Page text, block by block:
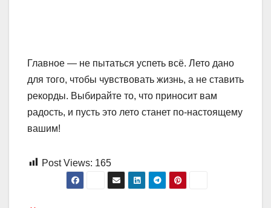
Главное — не пытаться успеть всё. Лето дано
для того, чтобы чувствовать жизнь, а не ставить
рекорды. Выбирайте то, что приносит вам
радость, и пусть это лето станет по-настоящему
вашим!
Post Views: 165